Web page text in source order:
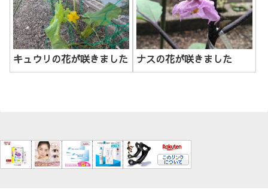
キュウリの花が咲きました ナスの花が咲きました